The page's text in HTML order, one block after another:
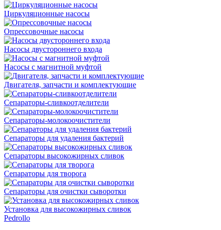
Циркуляционные насосы
Опрессовочные насосы
Насосы двустороннего входа
Насосы с магнитной муфтой
Двигателя, запчасти и комплектующие
Сепараторы-сливкоотделители
Сепараторы-молокоочистители
Сепараторы для удаления бактерий
Сепараторы высокожирных сливок
Сепараторы для творога
Сепараторы для очистки сыворотки
Установка для высокожирных сливок
Pedrollo